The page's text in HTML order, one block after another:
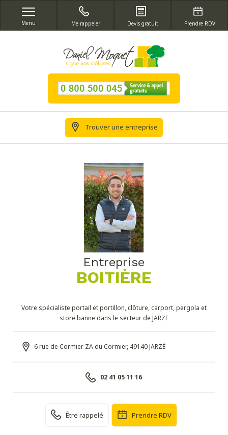
Menu Me rappeler Devis gratuit Prendre RDV
Trouver une entreprise
Entreprise
BOITIÈRE
Votre spécialiste portail et portillon, clôture, carport, pergola et
store banne dans le secteur de JARZE
6 rue de Cormier ZA du Cormier, 49140 JARZÉ
02 41 05 11 16
Être rappelé Prendre RDV